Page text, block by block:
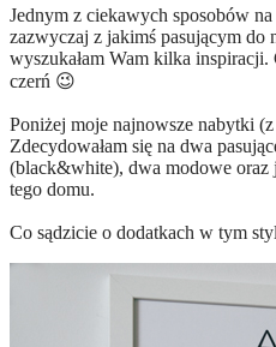
Jednym z ciekawych sposobów
zazwyczaj z jakimś pasującym do
wyszukałam Wam kilka
czerń 😉
Poniżej moje najnowsze nabytki (z
Zdecydowałam się na dwa
(black&white), dwa modowe oraz
tego domu.
Co sądzicie o dodatkach w tym